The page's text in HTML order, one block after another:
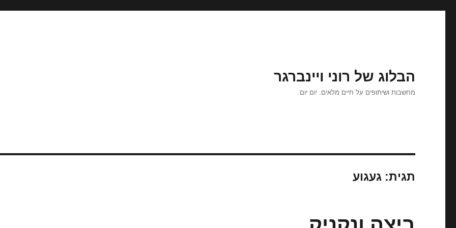
הבלוג של רוני ויינברגר
מחשבות ושיתופים על חיים מלאים. יום יום.
תגית: געגוע